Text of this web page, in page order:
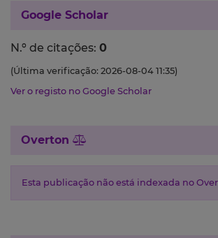
Google Scholar
N.º de citações: 0
(Última verificação: 2026-08-04 11:35)
Ver o registo no Google Scholar
Overton
Esta publicação não está indexada no